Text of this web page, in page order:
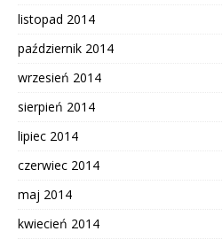
listopad 2014
październik 2014
wrzesień 2014
sierpień 2014
lipiec 2014
czerwiec 2014
maj 2014
kwiecień 2014